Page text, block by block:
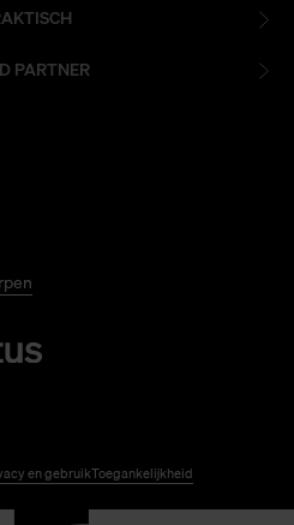
PARTNER
en gebruikToegankelijkheid